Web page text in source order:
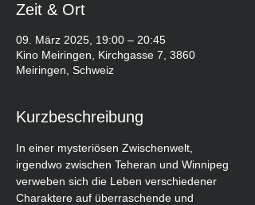
Zeit & Ort
09. März 2025, 19:00 – 20:45
Kino Meiringen, Kirchgasse 7, 3860
Meiringen, Schweiz
Kurzbeschreibung
In einer mysteriösen Zwischenwelt,
irgendwo zwischen Teheran und Winnipeg
verweben sich die Leben verschiedener
Charaktere auf überraschende und